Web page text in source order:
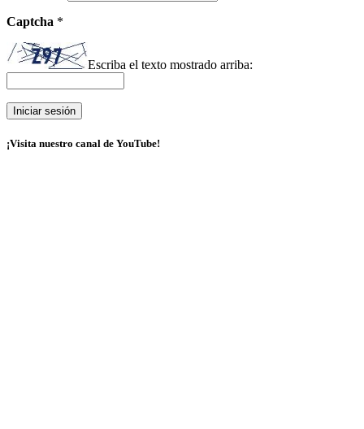
Captcha *
Escriba el texto mostrado arriba:
¡Visita nuestro canal de YouTube!